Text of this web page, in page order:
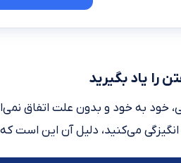
خود به خود و بدون علت اتفاق
می‌کنید، دلیل آن این است